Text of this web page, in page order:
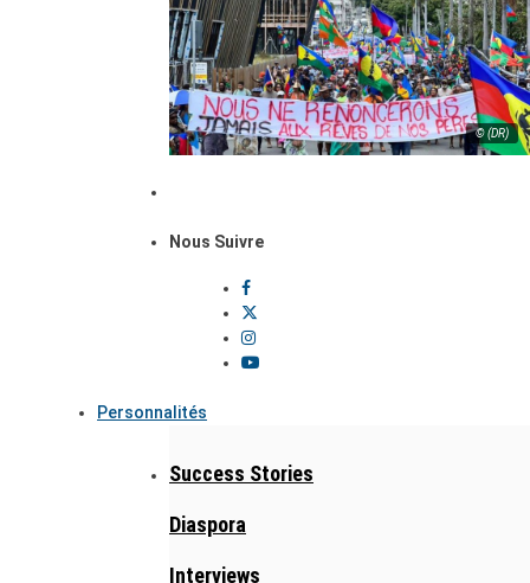
© (DR)
Nous Suivre
Personnalités
Success Stories
Diaspora
Interviews